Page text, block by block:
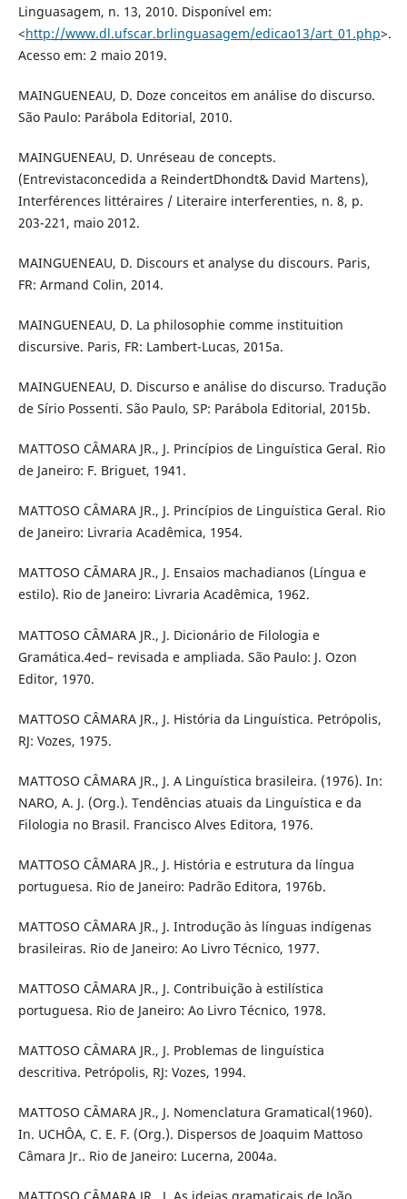
Linguasagem, n. 13, 2010. Disponível em:
<http://www.dl.ufscar.brlinguasagem/edicao13/art_01.php>.
Acesso em: 2 maio 2019.
MAINGUENEAU, D. Doze conceitos em análise do discurso.
São Paulo: Parábola Editorial, 2010.
MAINGUENEAU, D. Unréseau de concepts.
(Entrevistaconcedida a ReindertDhondt& David Martens),
Interférences littéraires / Literaire interferenties, n. 8, p.
203-221, maio 2012.
MAINGUENEAU, D. Discours et analyse du discours. Paris,
FR: Armand Colin, 2014.
MAINGUENEAU, D. La philosophie comme instituition
discursive. Paris, FR: Lambert-Lucas, 2015a.
MAINGUENEAU, D. Discurso e análise do discurso. Tradução
de Sírio Possenti. São Paulo, SP: Parábola Editorial, 2015b.
MATTOSO CÂMARA JR., J. Princípios de Linguística Geral. Rio
de Janeiro: F. Briguet, 1941.
MATTOSO CÂMARA JR., J. Princípios de Linguística Geral. Rio
de Janeiro: Livraria Acadêmica, 1954.
MATTOSO CÂMARA JR., J. Ensaios machadianos (Língua e
estilo). Rio de Janeiro: Livraria Acadêmica, 1962.
MATTOSO CÂMARA JR., J. Dicionário de Filologia e
Gramática.4ed– revisada e ampliada. São Paulo: J. Ozon
Editor, 1970.
MATTOSO CÂMARA JR., J. História da Linguística. Petrópolis,
RJ: Vozes, 1975.
MATTOSO CÂMARA JR., J. A Linguística brasileira. (1976). In:
NARO, A. J. (Org.). Tendências atuais da Linguística e da
Filologia no Brasil. Francisco Alves Editora, 1976.
MATTOSO CÂMARA JR., J. História e estrutura da língua
portuguesa. Rio de Janeiro: Padrão Editora, 1976b.
MATTOSO CÂMARA JR., J. Introdução às línguas indígenas
brasileiras. Rio de Janeiro: Ao Livro Técnico, 1977.
MATTOSO CÂMARA JR., J. Contribuição à estilística
portuguesa. Rio de Janeiro: Ao Livro Técnico, 1978.
MATTOSO CÂMARA JR., J. Problemas de linguística
descritiva. Petrópolis, RJ: Vozes, 1994.
MATTOSO CÂMARA JR., J. Nomenclatura Gramatical(1960).
In. UCHÔA, C. E. F. (Org.). Dispersos de Joaquim Mattoso
Câmara Jr.. Rio de Janeiro: Lucerna, 2004a.
MATTOSO CÂMARA JR., J. As ideias gramaticais de João